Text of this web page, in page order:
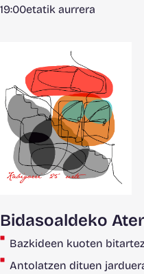
19:00etatik aurrera
Bidasoaldeko
Bazkideen kuoten
Antolatzen dituen